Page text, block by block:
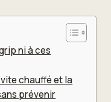
ni à ces
chauffé et la
prévenir